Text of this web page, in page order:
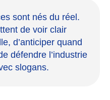
sont nés du réel.
de voir clair
d’anticiper quand
défendre l’industrie
slogans.